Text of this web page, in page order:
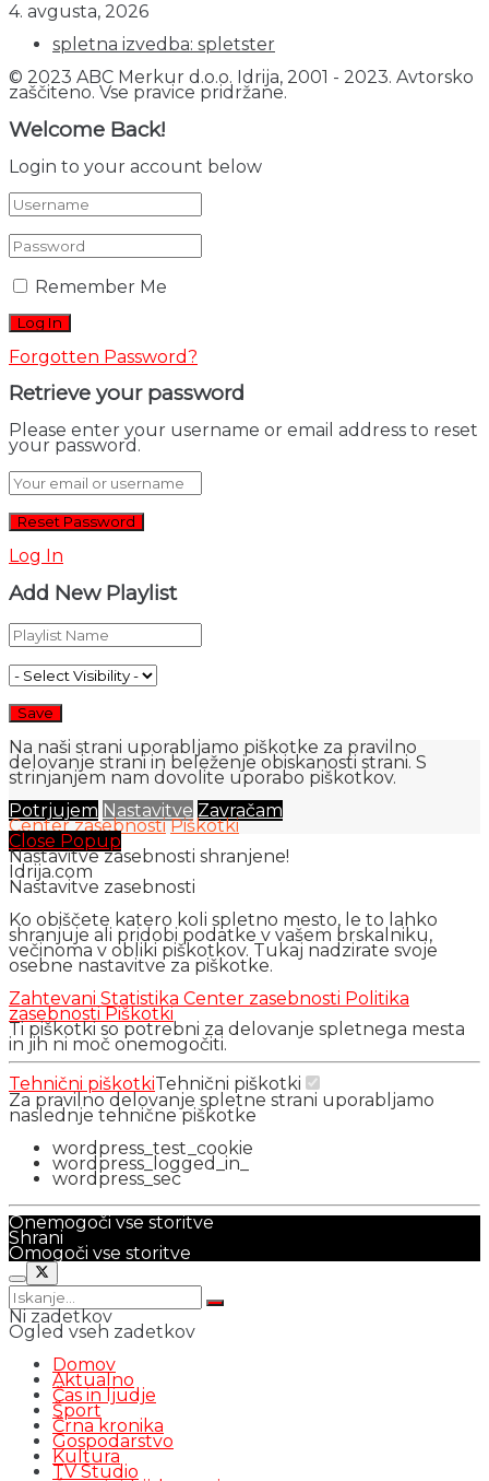
4. avgusta, 2026
spletna izvedba: spletster
© 2023 ABC Merkur d.o.o. Idrija, 2001 - 2023. Avtorsko
zaščiteno. Vse pravice pridržane.
Welcome Back!
Login to your account below
Remember Me
Forgotten Password?
Retrieve your password
Please enter your username or email address to reset
your password.
Log In
Add New Playlist
Na naši strani uporabljamo piškotke za pravilno
delovanje strani in beleženje obiskanosti strani. S
strinjanjem nam dovolite uporabo piškotkov.
Potrjujem Nastavitve Zavračam
Center zasebnosti Piškotki
Close Popup
Nastavitve zasebnosti shranjene!
Idrija.com
Nastavitve zasebnosti
Ko obiščete katero koli spletno mesto, le to lahko
shranjuje ali pridobi podatke v vašem brskalniku,
večinoma v obliki piškotkov. Tukaj nadzirate svoje
osebne nastavitve za piškotke.
Zahtevani Statistika Center zasebnosti Politika
zasebnostiPiškotki
Ti piškotki so potrebni za delovanje spletnega mesta
in jih ni moč onemogočiti.
Tehnični piškotkiTehnični piškotki
Za pravilno delovanje spletne strani uporabljamo
naslednje tehnične piškotke
wordpress_test_cookie
wordpress_logged_in_
wordpress_sec
Onemogoči vse storitve
Shrani
Omogoči vse storitve
Ni zadetkov
Ogled vseh zadetkov
Domov
Aktualno
Čas in ljudje
Šport
Črna kronika
Gospodarstvo
Kultura
TV Studio